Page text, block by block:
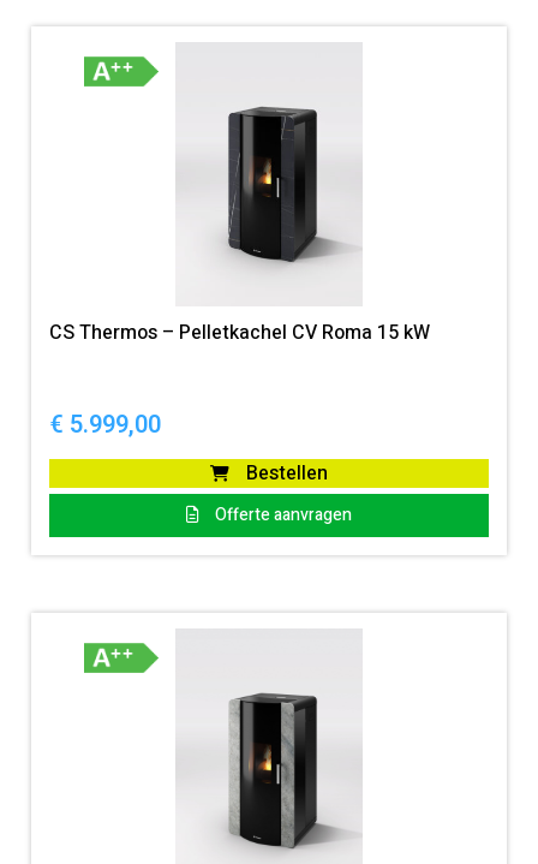
CS Thermos – Pelletkachel CV Roma 15 kW
€ 5.999,00
Bestellen
Offerte aanvragen